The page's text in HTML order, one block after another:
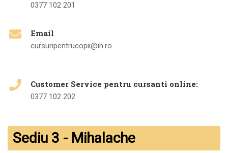
0377 102 201
Email
cursuripentrucopii@ih.ro
Customer Service pentru cursanti online:
0377 102 202
Sediu 3 - Mihalache